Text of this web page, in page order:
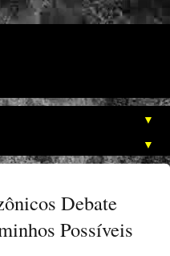
▼
▼
Debate
Possíveis